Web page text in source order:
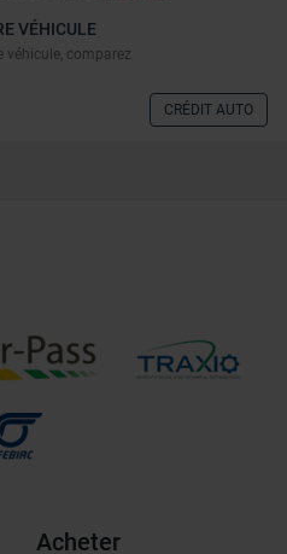
VÉHICULE
véhicule, comparez
CRÉDIT AUTO
Acheter